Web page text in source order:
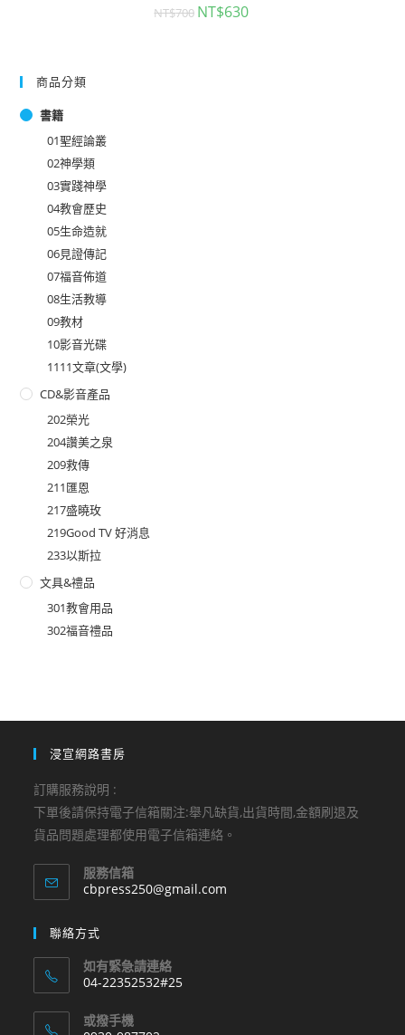
NT$700 NT$630
商品分類
書籍
01聖經論叢
02神學類
03實踐神學
04教會歷史
05生命造就
06見證傳記
07福音佈道
08生活教導
09教材
10影音光碟
1111文章(文學)
CD&影音產品
202榮光
204讚美之泉
209救傳
211匯恩
217盛曉玫
219Good TV 好消息
233以斯拉
文具&禮品
301教會用品
302福音禮品
浸宣網路書房
訂購服務說明 :
下單後請保持電子信箱關注:舉凡缺貨,出貨時間,金額刷退及
貨品問題處理都使用電子信箱連絡。
服務信箱
cbpress250@gmail.com
聯絡方式
如有緊急請連絡
04-22352532#25
in
或撥手機